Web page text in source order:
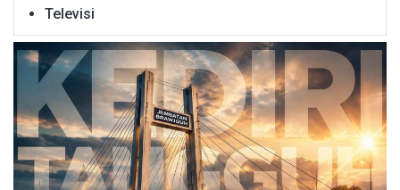
Televisi